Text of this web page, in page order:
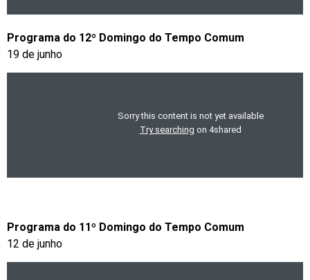
Programa do 12º Domingo do Tempo Comum
19 de junho
Programa do 11º Domingo do Tempo Comum
12 de junho